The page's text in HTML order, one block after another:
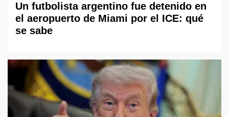
Un futbolista argentino fue detenido en
el aeropuerto de Miami por el ICE: qué
se sabe